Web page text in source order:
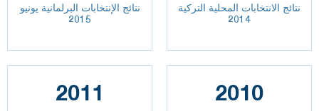
نتائج الإنتخابات البرلمانية يونيو
2015
نتائج الانتخابات المحلية التركية
2014
2011 2010